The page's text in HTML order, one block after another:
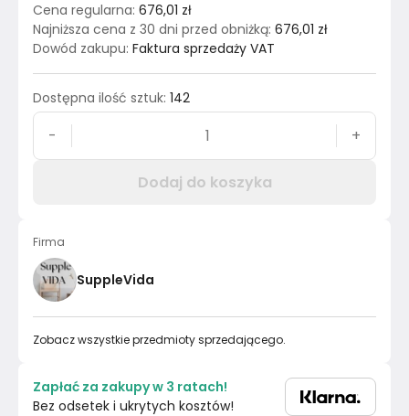
Cena regularna: 676,01 zł
Najniższa cena z 30 dni przed obniżką: 676,01 zł
Dowód zakupu: Faktura sprzedaży VAT
Dostępna ilość sztuk: 142
- +
Dodaj do koszyka
Firma
SuppleVida
Zobacz wszystkie przedmioty sprzedającego.
Zapłać za zakupy w 3 ratach!
Bez odsetek i ukrytych kosztów!